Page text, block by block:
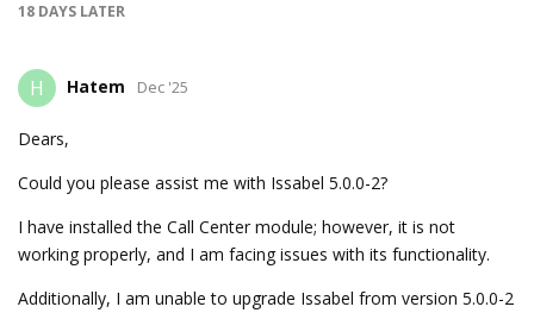
18 DAYS LATER
H Hatem Dec '25
Dears,
Could you please assist me with Issabel 5.0.0-2?
I have installed the Call Center module; however, it is not
working properly, and I am facing issues with its functionality.
Additionally, I am unable to upgrade Issabel from version 5.0.0-2